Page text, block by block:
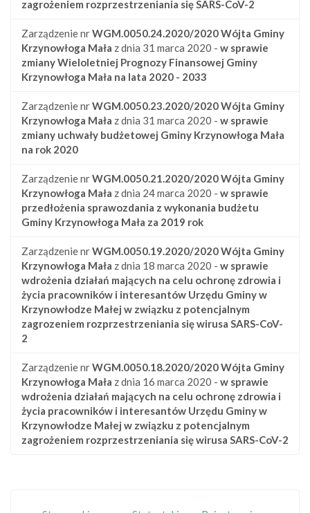
zagrożeniem rozprzestrzeniania się SARS-CoV-2
Zarządzenie nrWGM.0050.24.2020/2020Wójta Gminy
Krzynowłoga Mała z dnia 31 marca 2020 - w sprawie
zmiany Wieloletniej Prognozy Finansowej Gminy
Krzynowłoga Mała na lata 2020 - 2033
Zarządzenie nrWGM.0050.23.2020/2020Wójta Gminy
Krzynowłoga Mała z dnia 31 marca 2020 - w sprawie
zmiany uchwały budżetowej Gminy Krzynowłoga Mała
na rok 2020
Zarządzenie nrWGM.0050.21.2020/2020Wójta Gminy
Krzynowłoga Mała z dnia 24 marca 2020 - w sprawie
przedłożenia sprawozdania z wykonania budżetu
Gminy Krzynowłoga Mała za 2019 rok
Zarządzenie nrWGM.0050.19.2020/2020Wójta Gminy
Krzynowłoga Mała z dnia 18 marca 2020 - w sprawie
wdrożenia działań mających na celu ochronę zdrowia i
życia pracowników i interesantów Urzędu Gminy w
Krzynowłodze Małej w związku z potencjalnym
zagrozeniem rozprzestrzeniania się wirusa SARS-CoV-
2
Zarządzenie nrWGM.0050.18.2020/2020Wójta Gminy
Krzynowłoga Mała z dnia 16 marca 2020 - w sprawie
wdrożenia działań mających na celu ochronę zdrowia i
życia pracowników i interesantów Urzędu Gminy w
Krzynowłodze Małej w związku z potencjalnym
zagrożeniem rozprzestrzeniania się wirusa SARS-CoV-2